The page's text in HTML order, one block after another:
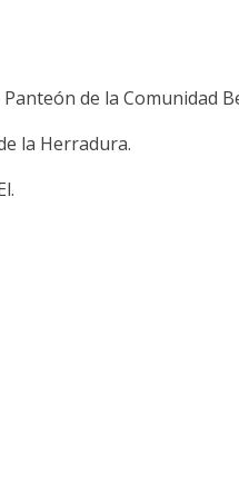
de la Comunidad
la Herradura.